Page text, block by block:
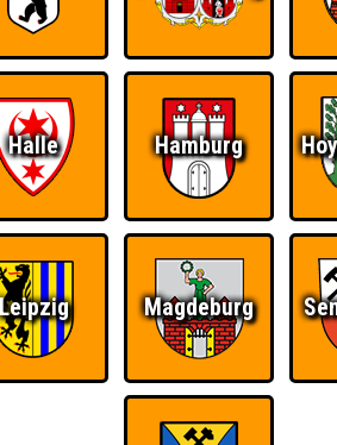
RESERVIERUNG
Halle Hamburg
Magdeburg